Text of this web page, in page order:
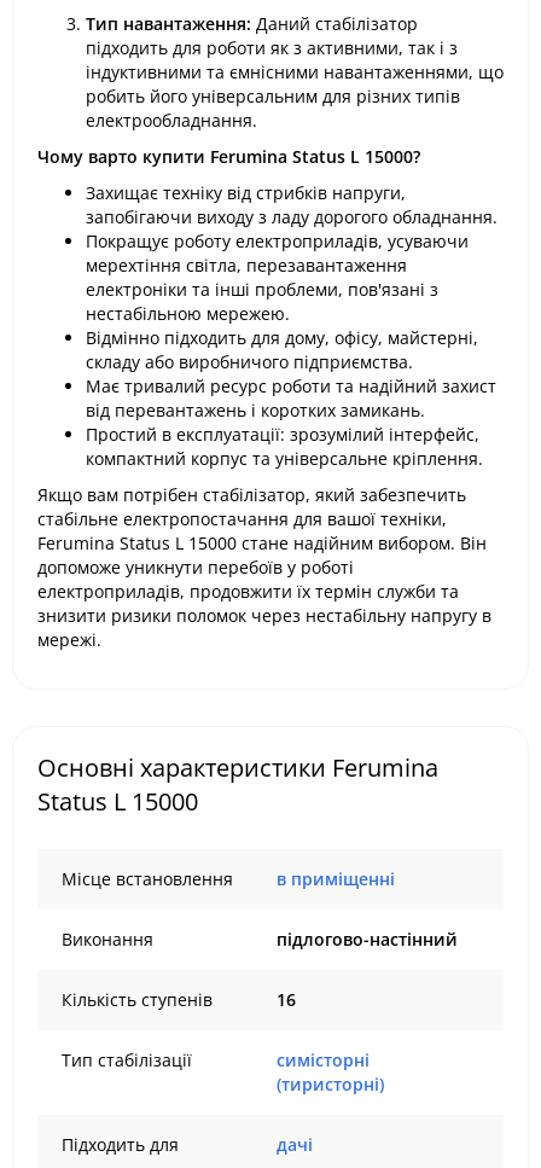
Тип навантаження: Даний стабілізатор
підходить для роботи як з активними, так і з
індуктивними та ємнісними навантаженнями, що
робить його універсальним для різних типів
електрообладнання.
Чому варто купити Ferumina Status L 15000?
Захищає техніку від стрибків напруги,
запобігаючи виходу з ладу дорогого обладнання.
Покращує роботу електроприладів, усуваючи
мерехтіння світла, перезавантаження
електроніки та інші проблеми, пов'язані з
нестабільною мережею.
Відмінно підходить для дому, офісу, майстерні,
складу або виробничого підприємства.
Має тривалий ресурс роботи та надійний захист
від перевантажень і коротких замикань.
Простий в експлуатації: зрозумілий інтерфейс,
компактний корпус та універсальне кріплення.
Якщо вам потрібен стабілізатор, який забезпечить
стабільне електропостачання для вашої техніки,
Ferumina Status L 15000 стане надійним вибором. Він
допоможе уникнути перебоїв у роботі
електроприладів, продовжити їх термін служби та
знизити ризики поломок через нестабільну напругу в
мережі.
Основні характеристики Ferumina
Status L 15000
Місце встановлення в приміщенні
Виконання підлогово-настінний
Кількість ступенів 16
Тип стабілізації
симісторні
(тиристорні)
Підходить для дачі